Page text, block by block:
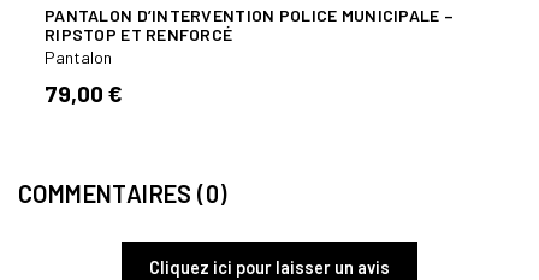
PANTALON D’INTERVENTION POLICE MUNICIPALE –
RIPSTOP ET RENFORCÉ
Pantalon
79,00 €
COMMENTAIRES (0)
Cliquez ici pour laisser un avis